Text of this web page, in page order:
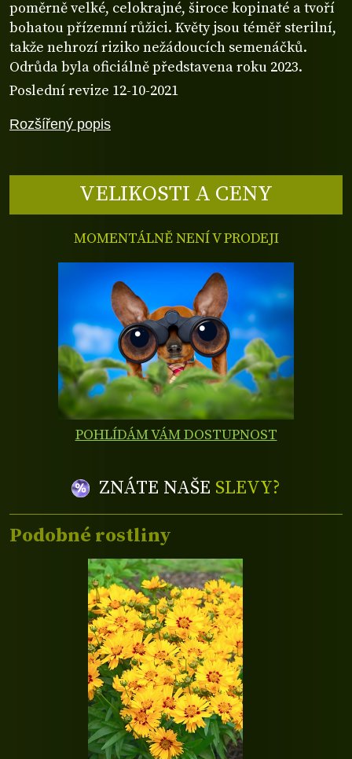
Rozšířený popis
poměrně velké, celokrajné, široce kopinaté a tvoří
bohatou přízemní růžici. Květy jsou téměř sterilní,
takže nehrozí riziko nežádoucích semenáčků.
Odrůda byla oficiálně představena roku 2023.
Poslední revize 12-10-2021
VELIKOSTI A CENY
MOMENTÁLNĚ NENÍ V PRODEJI
POHLÍDÁM VÁM DOSTUPNOST
ZNÁTE NAŠE SLEVY?
Podobné rostliny